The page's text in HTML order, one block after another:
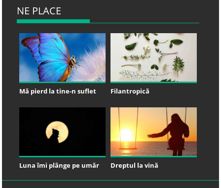
NE PLACE
Mă pierd la tine-n suflet Filantropică
Luna îmi plânge pe umăr Dreptul la vină